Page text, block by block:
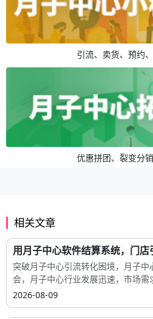
引流、卖货、预约
优惠拼团、裂变分
相关文章
用月子中心软件结算系统，门
突破月子中心引流转化困境，月子
会，月子中心行业发展迅速，市场需
2026-08-09